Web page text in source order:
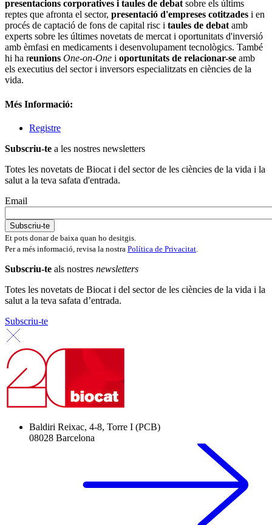
presentacions corporatives i taules de debatsobre els últims
reptes que afronta el sector, presentació d'empreses cotitzades i en
procés de captació de fons de capital risc i taules de debatamb
experts sobre les últimes novetats de mercat i oportunitats d'inversió
amb èmfasi en medicaments i desenvolupament tecnològics. També
hi ha reunions One-on-One i oportunitats de relacionar-se amb
els executius del sector i inversors especialitzats en ciències de la
vida.
Més Informació:
Registre
Subscriu-te a les nostres newsletters
Totes les novetats de Biocat i del sector de les ciències de la vida i la
salut a la teva safata d'entrada.
Email
Et pots donar de baixa quan ho desitgis.
Per a més informació, revisa la nostra Política de Privacitat
Subscriu-te als nostres newsletters
Totes les novetats de Biocat i del sector de les ciències de la vida i la
salut a la teva safata d’entrada.
Subscriu-te
Baldiri Reixac, 4-8, Torre I (PCB)
08028 Barcelona